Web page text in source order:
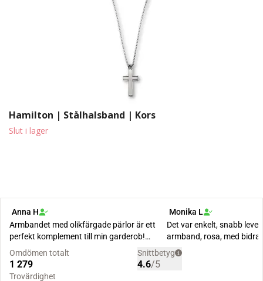
Hamilton | Stålhalsband | Kors
Slut i lager